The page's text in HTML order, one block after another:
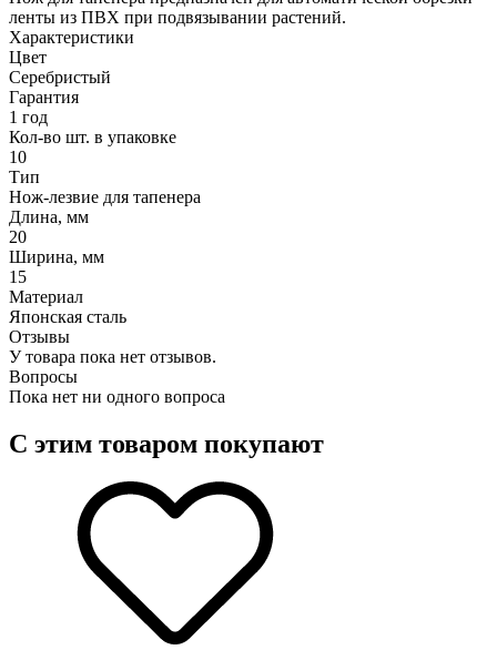
ленты из ПВХ при подвязывании растений.
Характеристики
Цвет
Серебристый
Гарантия
1 год
Кол-во шт. в упаковке
10
Тип
Нож-лезвие для тапенера
Длина, мм
20
Ширина, мм
15
Материал
Японская сталь
Отзывы
У товара пока нет отзывов.
Вопросы
Пока нет ни одного вопроса
С этим товаром покупают